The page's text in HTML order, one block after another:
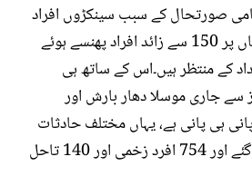
صورتحال کے سبب سینکڑوں افراد
امداد کے منتظر ہیں، جہاں پر 150 سے زائد افراد پھنسے ہوئے
کے منتظر ہیں۔اس کے ساتھ ہی
سے جاری موسلا دھار بارش اور
ہی پانی ہے، یہاں مختلف حادثات
میں 113 افراد ہلاک ہو گئے اور 754 افرد زخمی اور 140 تاحل